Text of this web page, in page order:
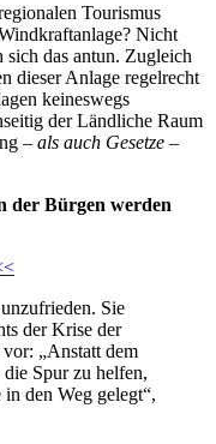
Tourismus
Nicht
das antun. Zugleich
dieser Anlage regelrecht
keineswegs
der Ländliche Raum
– als auch Gesetze –
der Bürgen werden
Sie
der Krise der
„Anstatt dem
Spur zu helfen,
den Weg gelegt“,